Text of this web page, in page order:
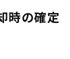
時の確定